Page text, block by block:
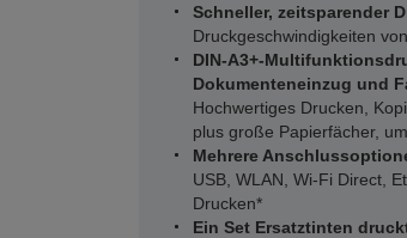
Schneller, zeitsparender
Druckgeschwindigkeiten
DIN-A3+-
Dokumenteneinzug und
Hochwertiges Drucken,
plus große Papierfächer,
Mehrere
USB, WLAN, Wi-Fi Direct,
Drucken*
Ein Set Ersatztinten